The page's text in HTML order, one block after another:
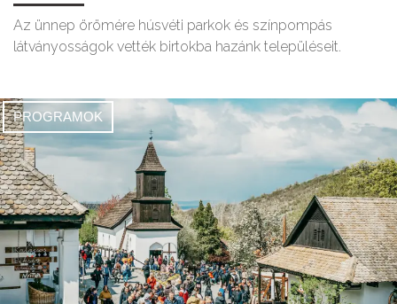
Az ünnep örömére húsvéti parkok és színpompás
látványosságok vették birtokba hazánk településeit.
PROGRAMOK